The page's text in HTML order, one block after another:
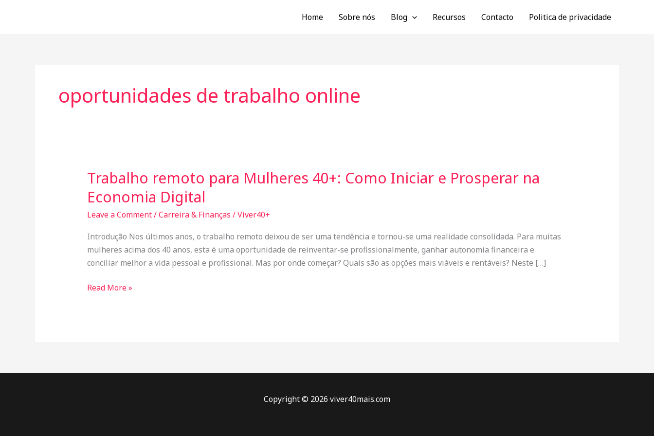
Home Sobre nós Blog Recursos Contacto Politica de privacidade
oportunidades de trabalho online
Trabalho remoto para Mulheres 40+: Como Iniciar e Prosperar na
Economia Digital
Leave a Comment/Carreira & Finanças /Viver40+
Introdução Nos últimos anos, o trabalho remoto deixou de ser uma tendência e tornou-se uma realidade consolidada. Para muitas
mulheres acima dos 40 anos, esta é uma oportunidade de reinventar-se profissionalmente, ganhar autonomia financeira e
conciliar melhor a vida pessoal e profissional. Mas por onde começar? Quais são as opções mais viáveis e rentáveis? Neste […]
Trabalho
para
Mulheres
Como
Iniciar
e
na
Read More »
Copyright © 2026 viver40mais.com